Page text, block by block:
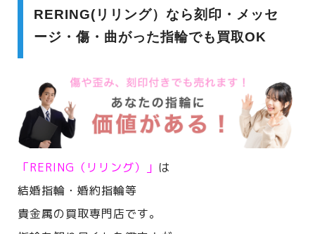
RERING(リリング）なら刻印・メッセ
ージ・傷・曲がった指輪でも買取OK
「RERING（リリング）」 は
結婚指輪・婚約指輪等
貴金属の買取専門店です。